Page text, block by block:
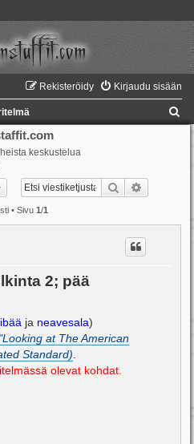
Kirjaudu sisään
Rekisteröidy
keskustelua
Etsi
• Sivu 1/1
2; pää
ja neavesala)
"Looking at The American
Standard)
olevat kohdat.